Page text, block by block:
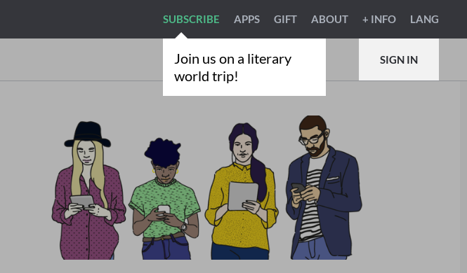
Join us on a literary
world trip!
SUBSCRIBE APPS GIFT ABOUT + INFO LANG
SIGN IN